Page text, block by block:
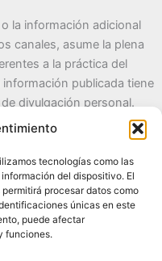
tecnologías como las
del dispositivo. El
procesar datos como
únicas en este
puede afectar
funciones.
la información adicional
canales, asume la plena
a la práctica del
publicada tiene
divulgación personal.
con alma.
|
+34 722 32 62